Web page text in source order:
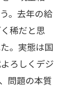
。去年の給
稀だと思
。実態は国
ろしくデジ
問題の本質